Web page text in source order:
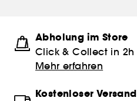
Abholung im Store
Click & Collect in 2h
Mehr erfahren
Kostenloser Versand